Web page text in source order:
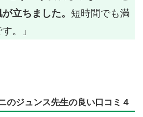
立ちました。 短時間でも満
。」
のジュンス先生の良い口コミ４